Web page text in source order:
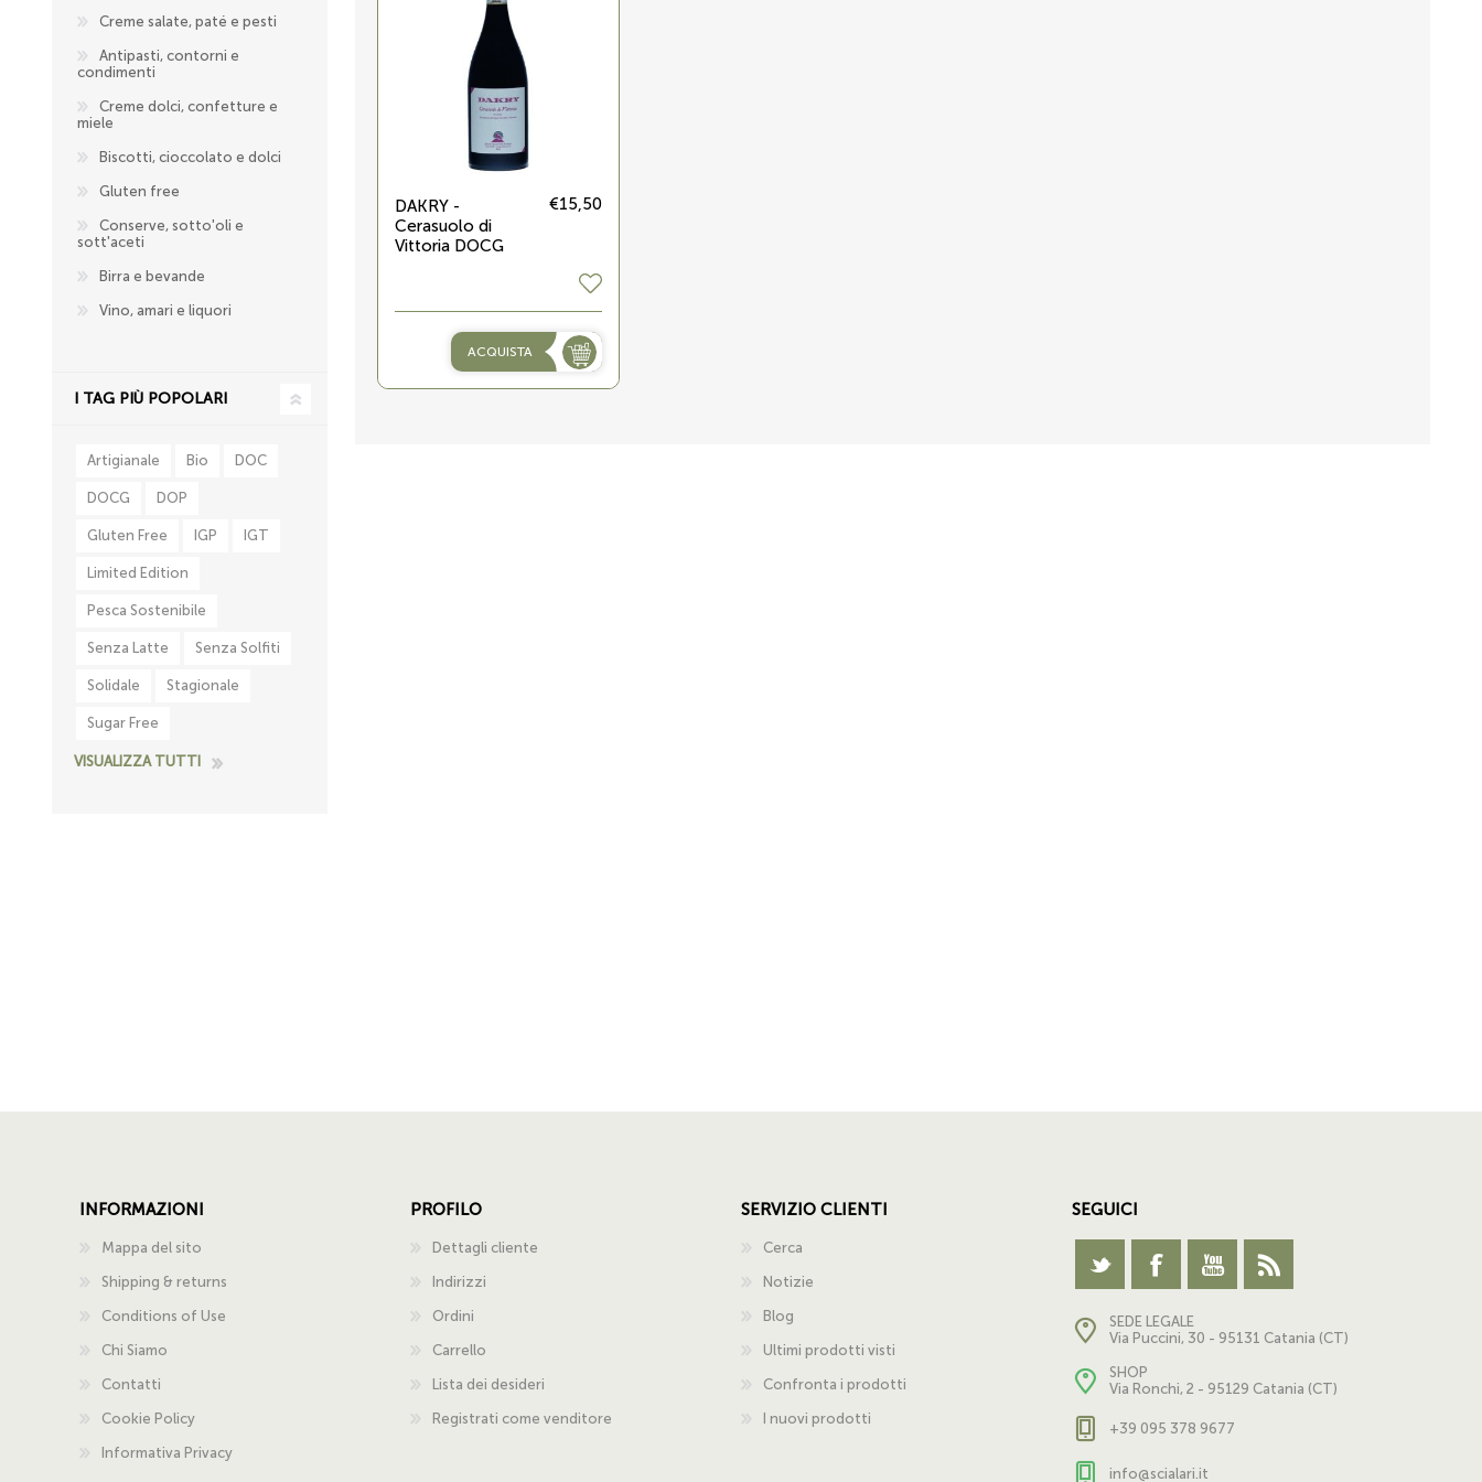
DAKRY -
Cerasuolo di
Vittoria DOCG
€15,50
ACQUISTA
Creme salate, paté e pesti
Antipasti, contorni e
condimenti
Creme dolci, confetture e
miele
Biscotti, cioccolato e dolci
Gluten free
Conserve, sotto'oli e
sott'aceti
Birra e bevande
Vino, amari e liquori
I TAG PIÙ POPOLARI
Artigianale Bio DOC
DOCG DOP
Gluten Free IGP IGT
Limited Edition
Pesca Sostenibile
Senza Latte Senza Solfiti
Solidale Stagionale
Sugar Free
VISUALIZZA TUTTI
INFORMAZIONI
Mappa del sito
Shipping & returns
Conditions of Use
Chi Siamo
Contatti
Cookie Policy
Informativa Privacy
PROFILO
Dettagli cliente
Indirizzi
Ordini
Carrello
Lista dei desideri
Registrati come venditore
SERVIZIO CLIENTI
Cerca
Notizie
Blog
Ultimi prodotti visti
Confronta i prodotti
I nuovi prodotti
SEGUICI
SEDE LEGALE
Via Puccini, 30 - 95131 Catania (CT)
SHOP
Via Ronchi, 2 - 95129 Catania (CT)
+39 095 378 9677
info@scialari.it